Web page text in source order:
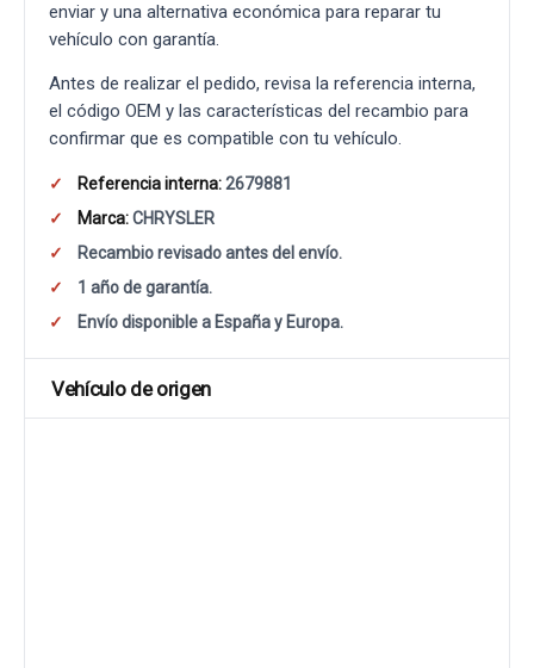
enviar y una alternativa económica para reparar tu
vehículo con garantía.
Antes de realizar el pedido, revisa la referencia interna,
el código OEM y las características del recambio para
confirmar que es compatible con tu vehículo.
Referencia interna:2679881
Marca:CHRYSLER
Recambio revisado antes del envío.
1 año de garantía.
Envío disponible a España y Europa.
Vehículo de origen